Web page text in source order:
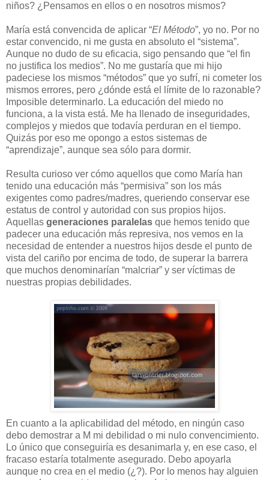
niños? ¿Pensamos en ellos o en nosotros mismos?
María está convencida de aplicar “El Método”, yo no. Por no
estar convencido, ni me gusta en absoluto el “sistema”.
Aunque no dudo de su eficacia, sigo pensando que “el fin
no justifica los medios”. No me gustaría que mi hijo
padeciese los mismos “métodos” que yo sufrí, ni cometer los
mismos errores, pero ¿dónde está el límite de lo razonable?
Imposible determinarlo. La educación del miedo no
funciona, a la vista está. Me ha llenado de inseguridades,
complejos y miedos que todavía perduran en el tiempo.
Quizás por eso me opongo a estos sistemas de
“aprendizaje”, aunque sea sólo para dormir.
Resulta curioso ver cómo aquellos que como María han
tenido una educación más “permisiva” son los más
exigentes como padres/madres, queriendo conservar ese
estatus de control y autoridad con sus propios hijos.
Aquellas generaciones paralelas que hemos tenido que
padecer una educación más represiva, nos vemos en la
necesidad de entender a nuestros hijos desde el punto de
vista del cariño por encima de todo, de superar la barrera
que muchos denominarían “malcriar” y ser víctimas de
nuestras propias debilidades.
En cuanto a la aplicabilidad del método, en ningún caso
debo demostrar a M mi debilidad o mi nulo convencimiento.
Lo único que conseguiría es desanimarla y, en ese caso, el
fracaso estaría totalmente asegurado. Debo apoyarla
aunque no crea en el medio (¿?). Por lo menos hay alguien